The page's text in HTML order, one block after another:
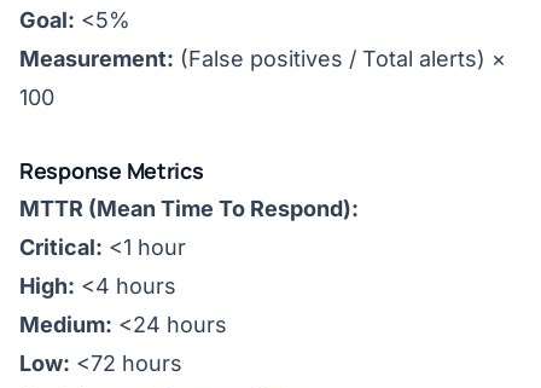
Goal: <5%
Measurement: (False positives / Total alerts) ×
100
Response Metrics
MTTR (Mean Time To Respond):
Critical: <1 hour
High: <4 hours
Medium: <24 hours
Low: <72 hours